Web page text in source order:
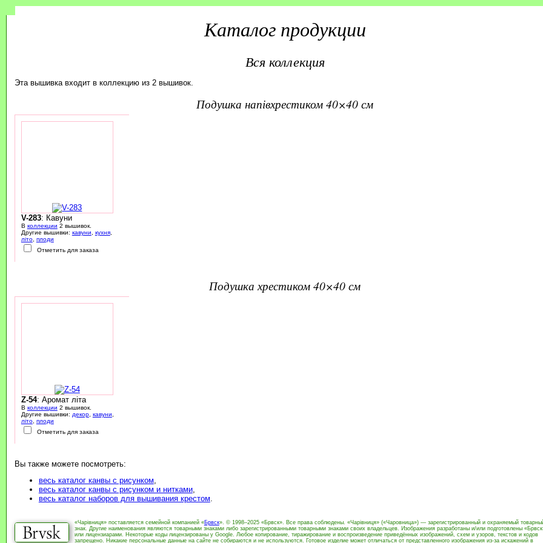
Каталог продукции
Вся коллекция
Эта вышивка входит в коллекцию из 2 вышивок.
подушка напівхрестиком 40×40 см
V-283: Кавуни
В коллекции 2 вышивок.
Другие вышивки: кавуни кухня,
літо, плоди
Отметить для заказа
подушка хрестиком 40×40 см
Z-54: Аромат літа
В коллекции 2 вышивок.
Другие вышивки: декор, кавуни
літо, плоди
Отметить для заказа
Вы также можете посмотреть:
весь каталог канвы с рисунком,
весь каталог канвы с рисунком и нитками,
весь каталог наборов для вышивания крестом.
«Чарівниця» поставляется семейной компанией «Брвск». © 1998–2025 «Брвск». Все права соблюдены. «Чарівниця» («Чаровница») — зарегистрированный и охраняемый
знак. Другие наименования являются товарными знаками либо зарегистрированными товарными знаками своих владельцев. Изображения разработаны и/или подготовлены
или лицензиарами. Некоторые коды лицензированы у Google. Любое копирование, тиражирование и воспроизведение приведённых изображений, схем и узоров, текстов и кодов
запрещено. Никакие персональные данные на сайте не собираются и не используются. Готовое изделие может отличаться от представленного изображения из-за искажений в